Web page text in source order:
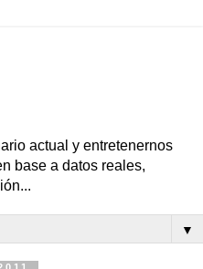
actual y entretenernos
base a datos reales,
▼